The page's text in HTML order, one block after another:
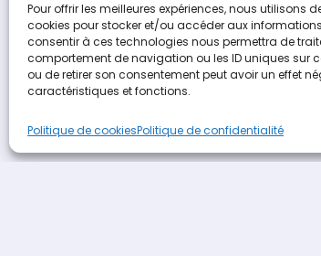
Pour offrir les meilleures expériences, nous utilisons
cookies pour stocker et/ou accéder aux
consentir à ces technologies nous permettra de
comportement de navigation ou les ID uniques sur
ou de retirer son consentement peut avoir un effet
caractéristiques et fonctions.
Politique de cookiesPolitique de confidentialité